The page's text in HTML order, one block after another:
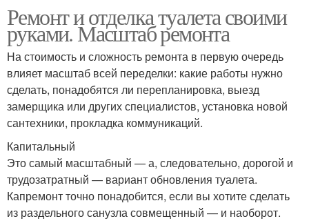
Ремонт и отделка туалета своими
руками. Масштаб ремонта
На стоимость и сложность ремонта в первую очередь
влияет масштаб всей переделки: какие работы нужно
сделать, понадобятся ли перепланировка, выезд
замерщика или других специалистов, установка новой
сантехники, прокладка коммуникаций.
Капитальный
Это самый масштабный — а, следовательно, дорогой и
трудозатратный — вариант обновления туалета.
Капремонт точно понадобится, если вы хотите сделать
из раздельного санузла совмещенный — и наоборот.